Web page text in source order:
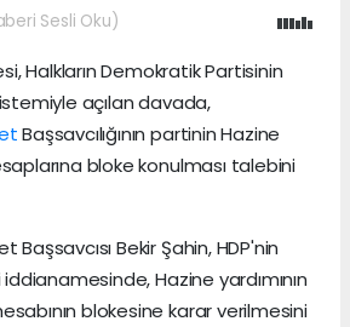
Sesli Oku)
Halkların Demokratik Partisinin
açılan davada,
Başsavcılığının partinin Hazine
bloke konulması talebini
Başsavcısı Bekir Şahin, HDP'nin
Hazine yardımının
blokesine karar verilmesini